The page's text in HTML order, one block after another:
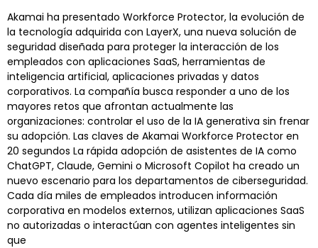
Akamai ha presentado Workforce Protector, la evolución de
la tecnología adquirida con LayerX, una nueva solución de
seguridad diseñada para proteger la interacción de los
empleados con aplicaciones SaaS, herramientas de
inteligencia artificial, aplicaciones privadas y datos
corporativos. La compañía busca responder a uno de los
mayores retos que afrontan actualmente las
organizaciones: controlar el uso de la IA generativa sin frenar
su adopción. Las claves de Akamai Workforce Protector en
20 segundos La rápida adopción de asistentes de IA como
ChatGPT, Claude, Gemini o Microsoft Copilot ha creado un
nuevo escenario para los departamentos de ciberseguridad.
Cada día miles de empleados introducen información
corporativa en modelos externos, utilizan aplicaciones SaaS
no autorizadas o interactúan con agentes inteligentes sin
que